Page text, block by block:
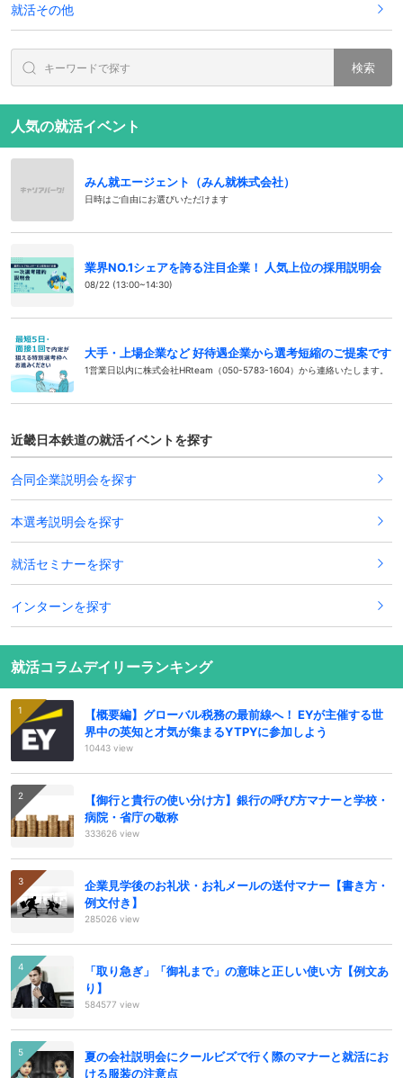
就活その他
検索
人気の就活イベント
みん就エージェント（みん就株式会社）
日時はご自由にお選びいただけます
業界NO.1シェアを誇る注目企業！ 人気上位の採用説明会
08/22 (13:00~14:30)
大手・上場企業など 好待遇企業から選考短縮のご提案です
1営業日以内に株式会社HRteam（050-5783-1604）から連絡いたします。
近畿日本鉄道の就活イベントを探す
合同企業説明会を探す
本選考説明会を探す
就活セミナーを探す
インターンを探す
就活コラムデイリーランキング
【概要編】グローバル税務の最前線へ！ EYが主催する世
界中の英知と才気が集まるYTPYに参加しよう
10443 view
【御行と貴行の使い分け方】銀行の呼び方マナーと学校・
病院・省庁の敬称
333626 view
企業見学後のお礼状・お礼メールの送付マナー【書き方・
例文付き】
285026 view
「取り急ぎ」「御礼まで」の意味と正しい使い方【例文あ
り】
584577 view
夏の会社説明会にクールビズで行く際のマナーと就活にお
ける服装の注意点